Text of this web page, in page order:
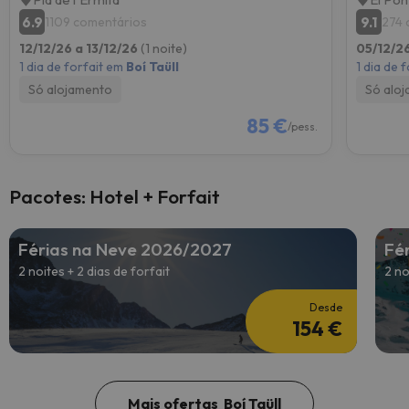
6.9 1109 comentários
12/12/26 a 13/12/26 (1 noite)
1 dia de forfait em Boí Taüll
Só alojamento
85 €/pess.
9.1 274
05/12/
1 dia de
Só
Pacotes: Hotel + Forfait
Férias na Neve 2026/2027
2 noites + 2 dias de forfait
Desde
154 €
2
Mais ofertas Boí Taüll